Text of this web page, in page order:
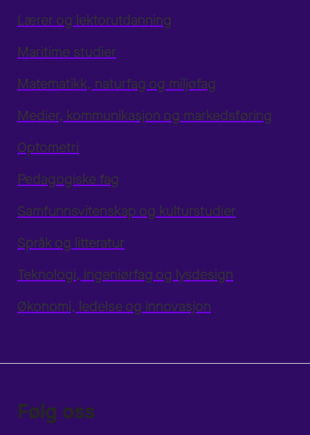
Lærer og lektorutdanning
Maritime studier
Matematikk, naturfag og miljøfag
Medier, kommunikasjon og markedsføring
Optometri
Pedagogiske fag
Samfunnsvitenskap og kulturstudier
Språk og litteratur
Teknologi, ingeniørfag og lysdesign
Økonomi, ledelse og innovasjon
Følg oss